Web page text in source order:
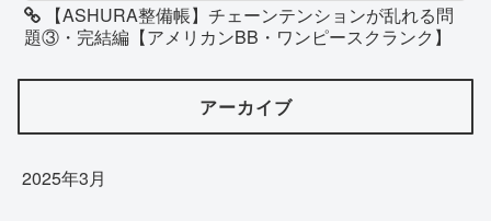
【ASHURA整備帳】チェーンテンションが乱れる問
題③・完結編【アメリカンBB・ワンピースクランク】
アーカイブ
2025年3月